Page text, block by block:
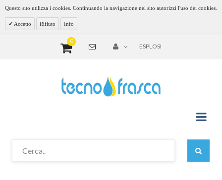
Questo sito utilizza i cookies. Continuando la navigazione nel sito autorizzi l'uso dei cookies.
Accetto Rifiuto Info
0
ESPLOSI